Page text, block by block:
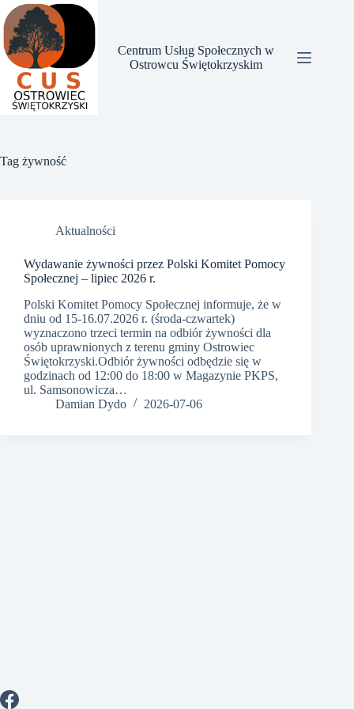
Przejdź
do
treści
Centrum Usług Społecznych w
Ostrowcu Świętokrzyskim
Tag żywność
Aktualności
Wydawanie żywności przez Polski Komitet Pomocy
Społecznej – lipiec 2026 r.
Polski Komitet Pomocy Społecznej informuje, że w
dniu od 15-16.07.2026 r. (środa-czwartek)
wyznaczono trzeci termin na odbiór żywności dla
osób uprawnionych z terenu gminy Ostrowiec
Świętokrzyski.Odbiór żywności odbędzie się w
godzinach od 12:00 do 18:00 w Magazynie PKPS,
ul. Samsonowicza…
Damian Dydo
2026-07-06